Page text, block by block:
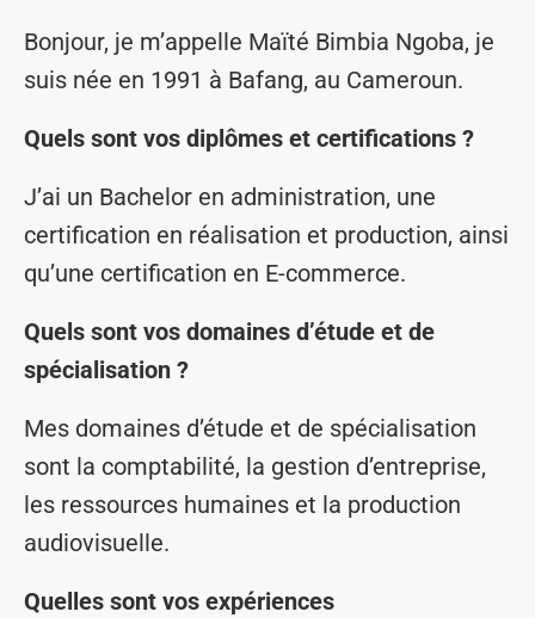
Bonjour, je m’appelle Maïté Bimbia Ngoba, je
suis née en 1991 à Bafang, au Cameroun.
Quels sont vos diplômes et certifications ?
J’ai un Bachelor en administration, une
certification en réalisation et production, ainsi
qu’une certification en E-commerce.
Quels sont vos domaines d’étude et de
spécialisation ?
Mes domaines d’étude et de spécialisation
sont la comptabilité, la gestion d’entreprise,
les ressources humaines et la production
audiovisuelle.
Quelles sont vos expériences